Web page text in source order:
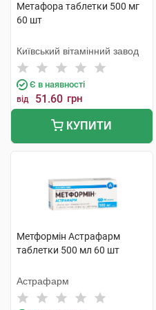
Метафора таблетки 500 мг
60 шт
Київський вітамінний завод
Є в наявності
від 51.60 грн
КУПИТИ
Метформін Астрафарм
таблетки 500 мл 60 шт
Астрафарм